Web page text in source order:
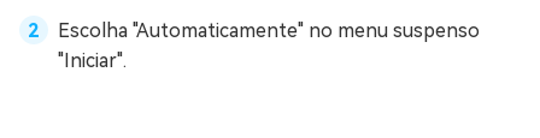
Escolha "Automaticamente" no menu suspenso
"Iniciar".